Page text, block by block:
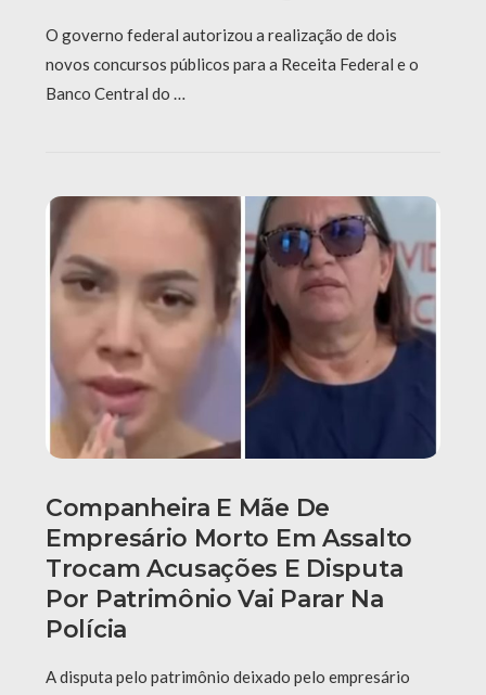
O governo federal autorizou a realização de dois
novos concursos públicos para a Receita Federal e o
Banco Central do …
Companheira E Mãe De
Empresário Morto Em Assalto
Trocam Acusações E Disputa
Por Patrimônio Vai Parar Na
Polícia
A disputa pelo patrimônio deixado pelo empresário